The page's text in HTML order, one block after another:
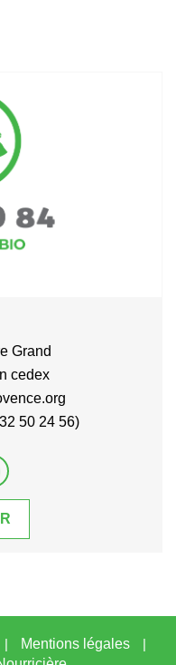
Grand
cedex
50 24 56)
| Mentions légales
|